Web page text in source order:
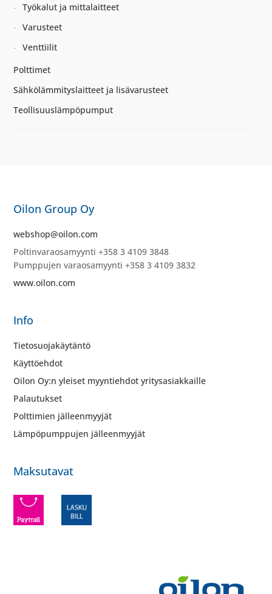
Työkalut ja mittalaitteet
Varusteet
Venttiilit
Polttimet
Sähkölämmityslaitteet ja lisävarusteet
Teollisuuslämpöpumput
Oilon Group Oy
webshop@oilon.com
Poltinvaraosamyynti +358 3 4109 3848
Pumppujen varaosamyynti +358 3 4109 3832
www.oilon.com
Info
Tietosuojakäytäntö
Käyttöehdot
Oilon Oy:n yleiset myyntiehdot yritysasiakkaille
Palautukset
Polttimien jälleenmyyjät
Lämpöpumppujen jälleenmyyjät
Maksutavat